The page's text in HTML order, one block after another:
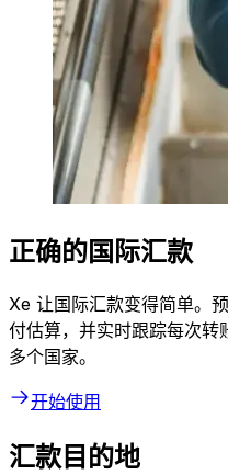
正确的国际汇款
Xe 让国际汇款变得简单。
付估算，并实时跟踪每次转
多个国家。
开始使用
汇款目的地